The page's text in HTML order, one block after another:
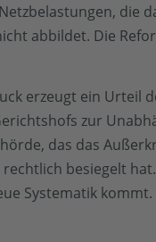
die
abbildet. Die
erzeugt ein Urteil
zur
das das
rechtlich besiegelt
Systematik kommt.